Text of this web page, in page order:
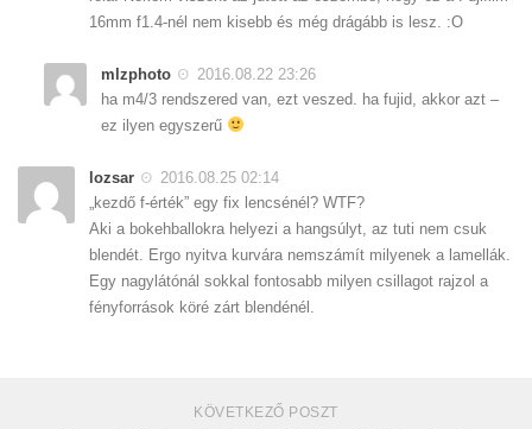
16mm f1.4-nél nem kisebb és még drágább is lesz. :O
mlzphoto
2016.08.22 23:26
ha m4/3 rendszered van, ezt veszed. ha fujid, akkor azt –
ez ilyen egyszerű
lozsar
2016.08.25 02:14
„kezdő f-érték” egy fix lencsénél? WTF?
Aki a bokehballokra helyezi a hangsúlyt, az tuti nem csuk
blendét. Ergo nyitva kurvára nemszámít milyenek a lamellák.
Egy nagylátónál sokkal fontosabb milyen csillagot rajzol a
fényforrások köré zárt blendénél.
KÖVETKEZŐ POSZT